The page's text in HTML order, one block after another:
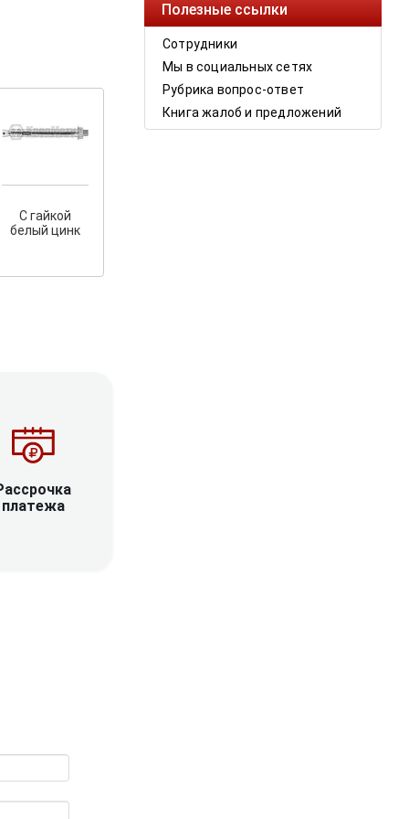
Полезные ссылки
Сотрудники
Мы в социальных сетях
Рубрика вопрос-ответ
Книга жалоб и предложений
С гайкой
белый цинк
платежа